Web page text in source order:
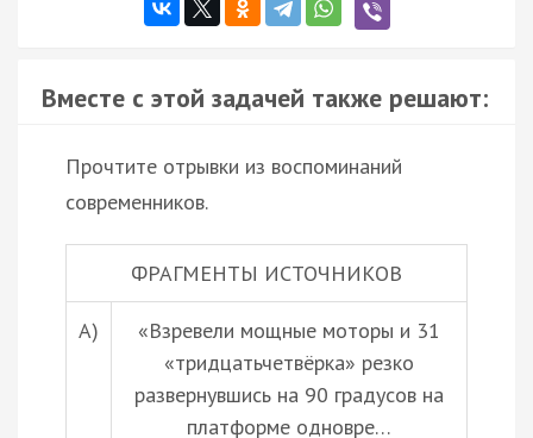
Вместе с этой задачей также решают:
Прочтите отрывки из воспоминаний
современников.
ФРАГМЕНТЫ ИСТОЧНИКОВ
А)
«Взревели мощные моторы и 31
«тридцатьчетвёрка» резко
развернувшись на 90 градусов на
платформе одновре…